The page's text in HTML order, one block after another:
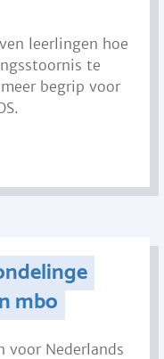
leerlingen hoe
te
begrip voor
mbo
voor Nederlands